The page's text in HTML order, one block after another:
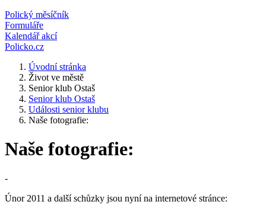
Polický měsíčník
Formuláře
Kalendář akcí
Policko.cz
Úvodní stránka
Život ve městě
Senior klub Ostaš
Senior klub Ostaš
Události senior klubu
Naše fotografie:
Naše fotografie:
-
Únor 2011 a další schůzky jsou nyní na internetové stránce: